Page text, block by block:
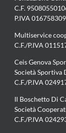
C.F.
P.IVA
Multiservice
C.F./P.IVA
Ceis Genova
Società Sportiva
C.F./P.IVA
Il Boschetto Di
Società
C.F./P.IVA